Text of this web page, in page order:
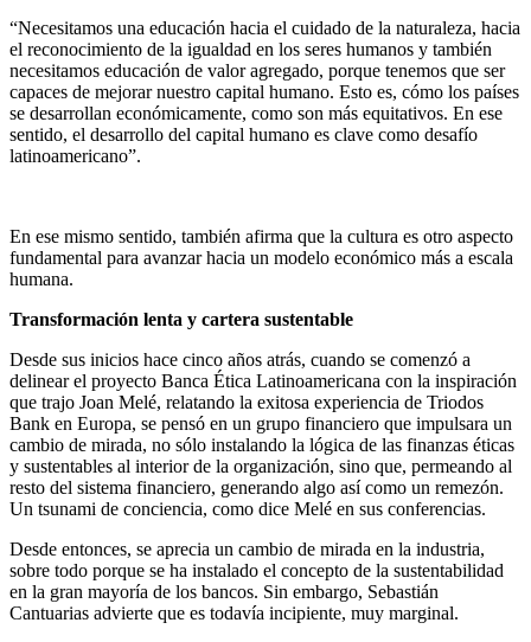
“Necesitamos una educación hacia el cuidado de la naturaleza, hacia
el reconocimiento de la igualdad en los seres humanos y también
necesitamos educación de valor agregado, porque tenemos que ser
capaces de mejorar nuestro capital humano. Esto es, cómo los países
se desarrollan económicamente, como son más equitativos. En ese
sentido, el desarrollo del capital humano es clave como desafío
latinoamericano”.
En ese mismo sentido, también afirma que la cultura es otro aspecto
fundamental para avanzar hacia un modelo económico más a escala
humana.
Transformación lenta y cartera sustentable
Desde sus inicios hace cinco años atrás, cuando se comenzó a
delinear el proyecto Banca Ética Latinoamericana con la inspiración
que trajo Joan Melé, relatando la exitosa experiencia de Triodos
Bank en Europa, se pensó en un grupo financiero que impulsara un
cambio de mirada, no sólo instalando la lógica de las finanzas éticas
y sustentables al interior de la organización, sino que, permeando al
resto del sistema financiero, generando algo así como un remezón.
Un tsunami de conciencia, como dice Melé en sus conferencias.
Desde entonces, se aprecia un cambio de mirada en la industria,
sobre todo porque se ha instalado el concepto de la sustentabilidad
en la gran mayoría de los bancos. Sin embargo, Sebastián
Cantuarias advierte que es todavía incipiente, muy marginal.